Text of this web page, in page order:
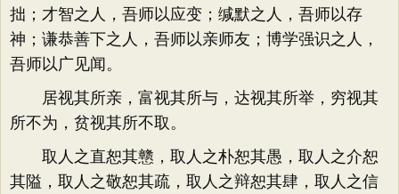
拙；才智之人，吾师以应变；缄默之人，吾师以存
神；谦恭善下之人，吾师以亲师友；博学强识之人，
吾师以广见闻。
居视其所亲，富视其所与，达视其所举，穷视其
所不为，贫视其所不取。
取人之直恕其戆，取人之朴恕其愚，取人之介恕
其隘，取人之敬恕其疏，取人之辩恕其肆，取人之信